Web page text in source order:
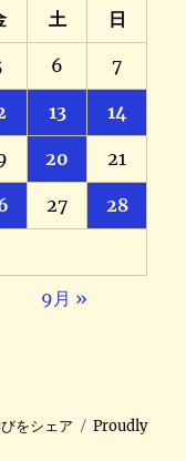
土 日
6 7
13 14
20 21
27 28
9月 »
をシェア
Proudly